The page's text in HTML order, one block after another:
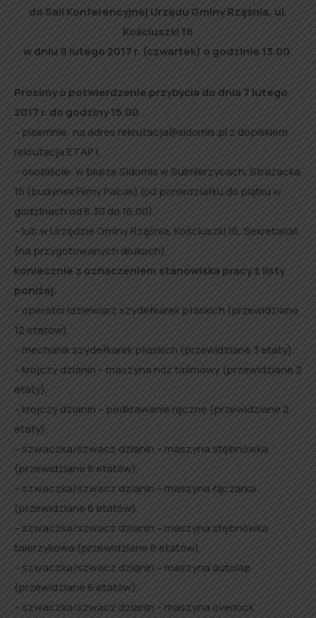
do Sali Konferencyjnej Urzędu Gminy Rząśnia, ul.
Kościuszki 16
w dniu 9 lutego 2017 r. (czwartek) o godzinie 13.00.
Prosimy o potwierdzenie przybycia do dnia 7 lutego
2017 r. do godziny 15.00
– pisemnie: na adres rekrutacja@sidomis.pl z dopiskiem
rekrutacja ETAP I,
– osobiście: w biurze Sidomis w Sulmierzycach, Strażacka
16 (budynek Firmy Pacak) (od poniedziałku do piątku w
godzinach od 8.30 do 16.00),
– lub w Urzędzie Gminy Rząśnia, Kościuszki 16, Sekretariat
(na przygotowanych drukach),
koniecznie z oznaczeniem stanowiska pracy z listy
poniżej:
– operator/dziewiarz szydełkarek płaskich (przewidziane
12 etatów),
– mechanik szydełkarek płaskich (przewidziane 3 etaty),
– krojczy dzianin – maszyna nóż taśmowy (przewidziane 2
etaty),
– krojczy dzianin – podkrawanie ręczne (przewidziane 2
etaty),
– szwaczka/szwacz dzianin – maszyna stębnówka
(przewidziane 6 etatów),
– szwaczka/szwacz dzianin – maszyna łączarka
(przewidziane 8 etatów),
– szwaczka/szwacz dzianin – maszyna stębnówka
talerzykowa (przewidziane 6 etatów),
– szwaczka/szwacz dzianin – maszyna autolap
(przewidziane 6 etatów),
– szwaczka/szwacz dzianin – maszyna overlock